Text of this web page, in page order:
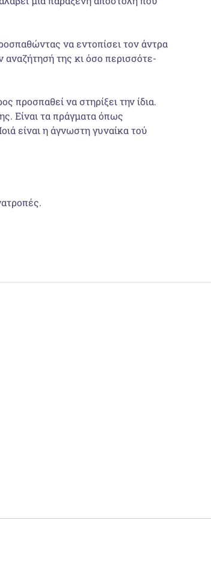
να εντοπίσει τον άντρα
αναζήτησή της κι όσο περισσότε­
προ­σπαθεί να στηρίξει την ίδια.
Είναι τα πράγματα όπως
είναι η άγνωστη γυναίκα τού